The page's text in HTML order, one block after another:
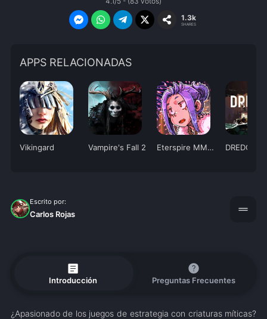
1.3k
SHARES
APPS RELACIONADAS
Vikingard Vampire's Fall 2 Eterspire MMORPG DREDGE
Escrito por:
Carlos Rojas drag_handle
article
Introducción
help
Preguntas Frecuentes
¿Apasionado de los juegos de estrategia con criaturas míticas?